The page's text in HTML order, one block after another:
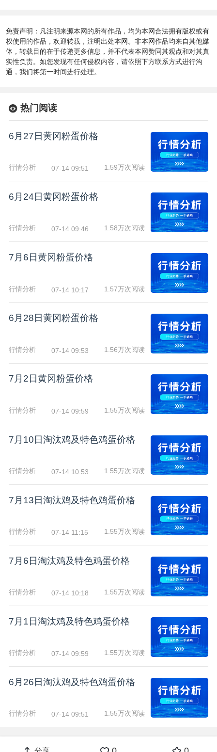
免责声明：凡注明来源本网的所有作品，均为本网合法拥有版权或有
权使用的作品，欢迎转载，注明出处本网。非本网作品均来自其他媒
体，转载目的在于传递更多信息，并不代表本网赞同其观点和对其真
实性负责。如您发现有任何侵权内容，请依照下方联系方式进行沟
通，我们将第一时间进行处理。
热门阅读
6月27日黄冈粉蛋价格
行情分析 07-14 09:51 1.59万次阅读
6月24日黄冈粉蛋价格
行情分析 07-14 09:46 1.58万次阅读
7月6日黄冈粉蛋价格
行情分析 07-14 10:17 1.57万次阅读
6月28日黄冈粉蛋价格
行情分析 07-14 09:53 1.56万次阅读
7月2日黄冈粉蛋价格
行情分析 07-14 09:59 1.55万次阅读
7月10日淘汰鸡及特色鸡蛋价格
行情分析 07-14 10:53 1.55万次阅读
7月13日淘汰鸡及特色鸡蛋价格
行情分析 07-14 11:15 1.55万次阅读
7月6日淘汰鸡及特色鸡蛋价格
行情分析 07-14 10:18 1.55万次阅读
7月1日淘汰鸡及特色鸡蛋价格
行情分析 07-14 09:59 1.55万次阅读
6月26日淘汰鸡及特色鸡蛋价格
行情分析 07-14 09:51 1.55万次阅读